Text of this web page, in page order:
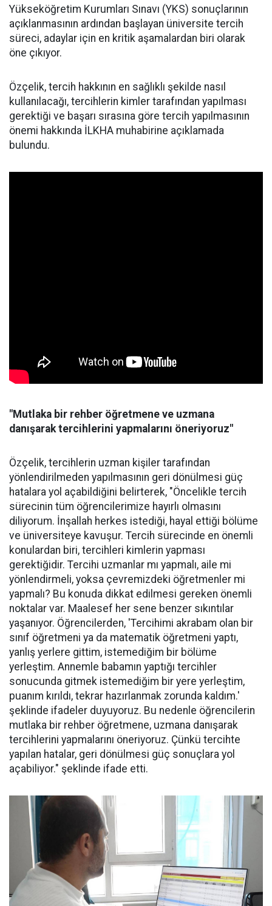
Yükseköğretim Kurumları Sınavı (YKS) sonuçlarının
açıklanmasının ardından başlayan üniversite tercih
süreci, adaylar için en kritik aşamalardan biri olarak
öne çıkıyor.
Özçelik, tercih hakkının en sağlıklı şekilde nasıl
kullanılacağı, tercihlerin kimler tarafından yapılması
gerektiği ve başarı sırasına göre tercih yapılmasının
önemi hakkında İLKHA muhabirine açıklamada
bulundu.
"Mutlaka bir rehber öğretmene ve uzmana
danışarak tercihlerini yapmalarını öneriyoruz"
Özçelik, tercihlerin uzman kişiler tarafından
yönlendirilmeden yapılmasının geri dönülmesi güç
hatalara yol açabildiğini belirterek, "Öncelikle tercih
sürecinin tüm öğrencilerimize hayırlı olmasını
diliyorum. İnşallah herkes istediği, hayal ettiği bölüme
ve üniversiteye kavuşur. Tercih sürecinde en önemli
konulardan biri, tercihleri kimlerin yapması
gerektiğidir. Tercihi uzmanlar mı yapmalı, aile mi
yönlendirmeli, yoksa çevremizdeki öğretmenler mi
yapmalı? Bu konuda dikkat edilmesi gereken önemli
noktalar var. Maalesef her sene benzer sıkıntılar
yaşanıyor. Öğrencilerden, 'Tercihimi akrabam olan bir
sınıf öğretmeni ya da matematik öğretmeni yaptı,
yanlış yerlere gittim, istemediğim bir bölüme
yerleştim. Annemle babamın yaptığı tercihler
sonucunda gitmek istemediğim bir yere yerleştim,
puanım kırıldı, tekrar hazırlanmak zorunda kaldım.'
şeklinde ifadeler duyuyoruz. Bu nedenle öğrencilerin
mutlaka bir rehber öğretmene, uzmana danışarak
tercihlerini yapmalarını öneriyoruz. Çünkü tercihte
yapılan hatalar, geri dönülmesi güç sonuçlara yol
açabiliyor." şeklinde ifade etti.